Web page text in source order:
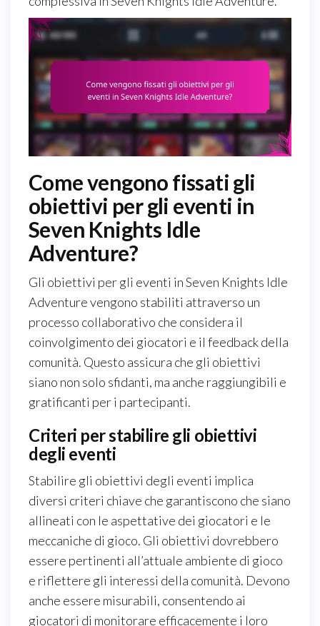
Come vengono fissati gli
obiettivi per gli eventi in
Seven Knights Idle
Adventure?
Gli obiettivi per gli eventi in Seven Knights Idle
Adventure vengono stabiliti attraverso un
processo collaborativo che considera il
coinvolgimento dei giocatori e il feedback della
comunità. Questo assicura che gli obiettivi
siano non solo sfidanti, ma anche raggiungibili e
gratificanti per i partecipanti.
Criteri per stabilire gli obiettivi
degli eventi
Stabilire gli obiettivi degli eventi implica
diversi criteri chiave che garantiscono che siano
allineati con le aspettative dei giocatori e le
meccaniche di gioco. Gli obiettivi dovrebbero
essere pertinenti all’attuale ambiente di gioco
e riflettere gli interessi della comunità. Devono
anche essere misurabili, consentendo ai
giocatori di monitorare efficacemente i loro